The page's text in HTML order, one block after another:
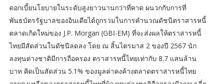
ดอกเบี้ยนโยบายในระดับสูงยาวนานกว่าที่คาด ผนวกกับการที่
พันธบัตรรัฐบาลของอินเดียได้ถูกรวมในการคำนวณดัชนีตราสารหนี้
ตลาดเกิดใหม่ของ J.P. Morgan (GBI-EM) ที่จะส่งผลให้ตราสารหนี้
ไทยมีสัดส่วนในดัชนีลดลง โดย ณ สิ้นไตรมาส 2 ของปี 2567 นัก
ลงทุนต่างชาติมีการถือครอง ตราสารหนี้ไทยเท่ากับ 8.7 แสนล้าน
บาท คิดเป็นสัดส่วน 5.1% ของมูลค่าคงค้างตลาดตราสารหนี้ไทย